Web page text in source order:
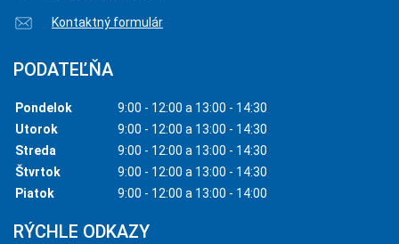
Kontaktný formulár
PODATEĽŇA
Pondelok
9:00 - 12:00 a 13:00 - 14:30
Utorok
9:00 - 12:00 a 13:00 - 14:30
Streda
9:00 - 12:00 a 13:00 - 14:30
Štvrtok
9:00 - 12:00 a 13:00 - 14:30
Piatok
9:00 - 12:00 a 13:00 - 14:00
RÝCHLE ODKAZY